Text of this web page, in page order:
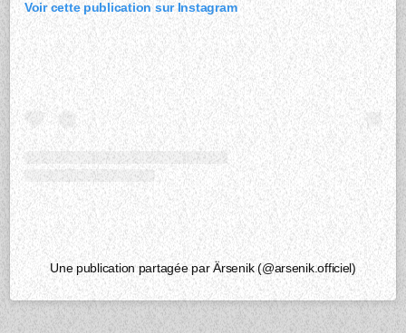
Voir cette publication sur Instagram
Une publication partagée par Ärsenik (@arsenik.officiel)